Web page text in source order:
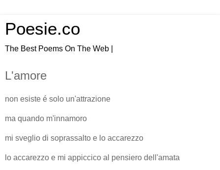
Poesie.co
The Best Poems On The Web |
L'amore
non esiste é solo un'attrazione
ma quando m'innamoro
mi sveglio di soprassalto e lo accarezzo
lo accarezzo e mi appiccico al pensiero dell'amata